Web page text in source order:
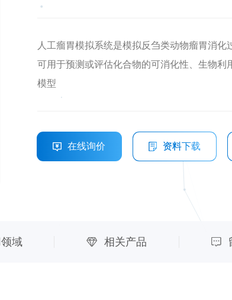
人工瘤胃模拟系统是模拟反刍类动物瘤胃消化
可用于预测或评估化合物的可消化性、生物
模型
在线询价 资料下载
域 相关产品